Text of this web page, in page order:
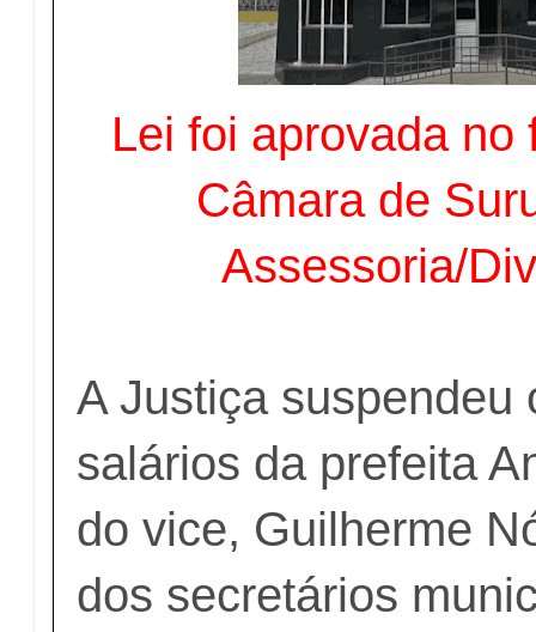
Lei foi aprovada no
Câmara de
Assessoria/
A Justiça suspendeu
salários da prefeita
do vice, Guilherme
dos secretários